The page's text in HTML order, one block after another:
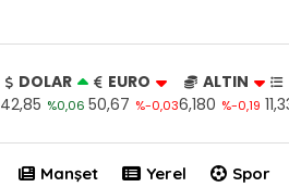
DOLAR
42,85 %0,06
EURO
50,67 %-0,03
ALTIN
6,180 %-0,19
Manşet Yerel Spor